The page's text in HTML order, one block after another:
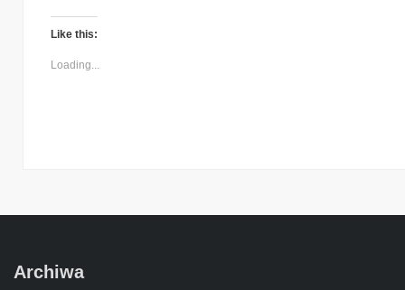
Like this:
Loading...
Archiwa